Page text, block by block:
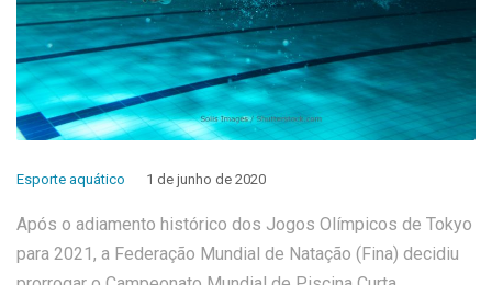
Esporte aquático 1 de junho de 2020
Após o adiamento histórico dos Jogos Olímpicos de Tokyo
para 2021, a Federação Mundial de Natação (Fina) decidiu